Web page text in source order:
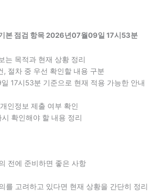
본 점검 항목 2026년07월09일 17시53분
는 목적과 현재 상황 정리
, 절차 중 우선 확인할 내용 구분
17시53분 기준으로 현재 적용 가능한 안내
인정보 제출 여부 확인
확인해야 할 내용 정리
전에 준비하면 좋은 사항
를 고려하고 있다면 현재 상황을 간단히 정리